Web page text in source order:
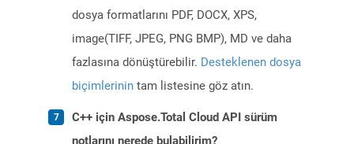
dosya formatlarını PDF, DOCX, XPS,
image(TIFF, JPEG, PNG BMP), MD ve daha
fazlasına dönüştürebilir. Desteklenen dosya
biçimlerinin tam listesine göz atın.
C++ için Aspose.Total Cloud API sürüm
notlarını nerede bulabilirim?